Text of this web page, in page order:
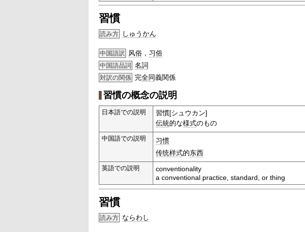
習慣
読み方 しゅうかん
中国語訳 风俗 ， 习俗
中国語品詞 名詞
対訳の関係 完全同義関係
習慣の概念の説明
日本語での説明
習慣[シュウカン]
伝統的な様式のもの
中国語での説明
习惯
传统样式的东西
英語での説明
conventionality
a conventional practice, standard, or thing
習慣
読み方 ならわし